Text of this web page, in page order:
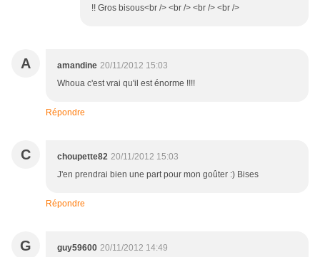
!! Gros bisous<br /> <br /> <br /> <br />
A amandine 20/11/2012 15:03
Whoua c'est vrai qu'il est énorme !!!!
Répondre
C choupette82 20/11/2012 15:03
J'en prendrai bien une part pour mon goûter :) Bises
Répondre
G guy59600 20/11/2012 14:49